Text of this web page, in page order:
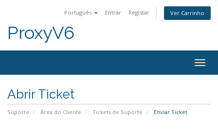
Português Entrar Registar Ver Carrinho
ProxyV6
Abrir Ticket
Suporte Área do Cliente Tickets de Suporte Enviar Ticket